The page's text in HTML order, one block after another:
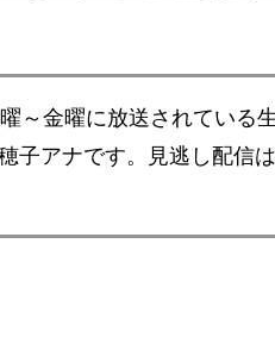
～金曜に放送されている
子アナです。見逃し配信